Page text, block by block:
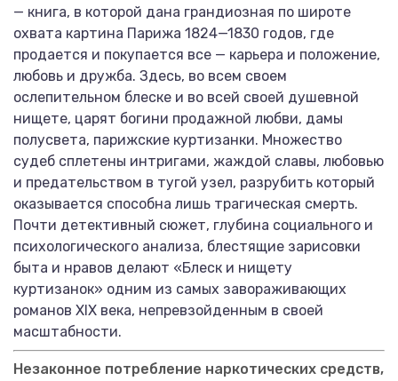
— книга, в которой дана грандиозная по широте
охвата картина Парижа 1824—1830 годов, где
продается и покупается все — карьера и положение,
любовь и дружба. Здесь, во всем своем
ослепительном блеске и во всей своей душевной
нищете, царят богини продажной любви, дамы
полусвета, парижские куртизанки. Множество
судеб сплетены интригами, жаждой славы, любовью
и предательством в тугой узел, разрубить который
оказывается способна лишь трагическая смерть.
Почти детективный сюжет, глубина социального и
психологического анализа, блестящие зарисовки
быта и нравов делают «Блеск и нищету
куртизанок» одним из самых завораживающих
романов XIX века, непревзойденным в своей
масштабности.
Незаконное потребление наркотических средств,